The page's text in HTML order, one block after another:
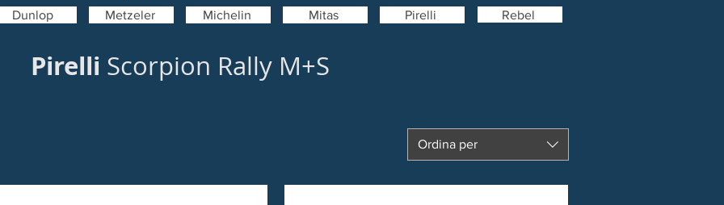
Dunlop Metzeler Michelin Mitas Pirelli Rebel
Pirelli Scorpion Rally M+S
Ordina per